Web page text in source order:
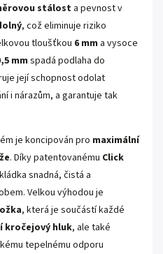
stálosta pevnost v
, což eliminuje riziko
tloušťkou 6 mm a vysoce
mm spadá podlaha do
její schopnost odolat
i nárazům, a garantuje tak
je koncipován pro maximální
. Díky patentovanému Click
snadná, čistá a
Velkou výhodou je
, která je součástí každé
kročejový hluk, ale také
tepelnému odporu